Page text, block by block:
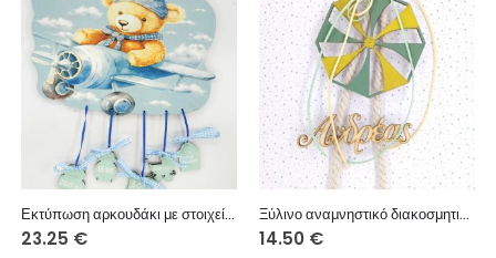
Εκτύπωση αρκουδάκι με στοιχεία 28εκ.
23.25 €
Ξύλινο αναμνηστικό διακοσμητικό δωματίου 13 εκ. (όνομα επιθυμίας σας 13 εκ.)
14.50 €